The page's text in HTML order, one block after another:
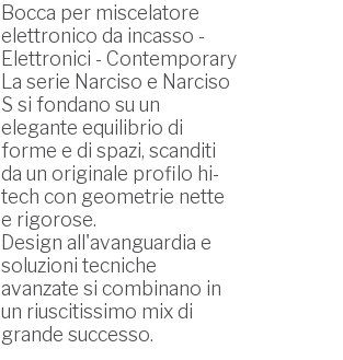
Bocca per miscelatore
elettronico da incasso -
Elettronici - Contemporary
La serie Narciso e Narciso
S si fondano su un
elegante equilibrio di
forme e di spazi, scanditi
da un originale profilo hi-
tech con geometrie nette
e rigorose.
Design all'avanguardia e
soluzioni tecniche
avanzate si combinano in
un riuscitissimo mix di
grande successo.